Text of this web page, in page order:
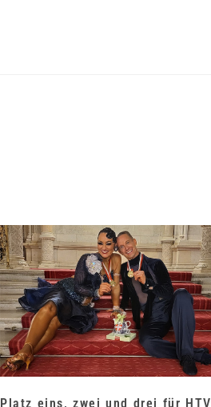
Platz eins, zwei und drei für